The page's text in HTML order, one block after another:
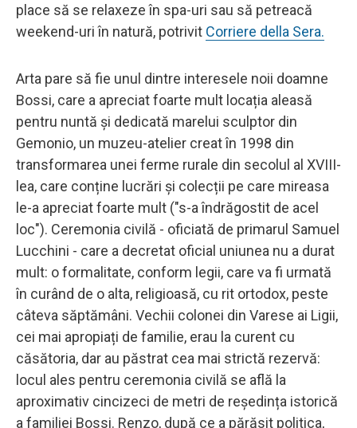
place să se relaxeze în spa-uri sau să petreacă
weekend-uri în natură, potrivit Corriere della Sera.
Arta pare să fie unul dintre interesele noii doamne
Bossi, care a apreciat foarte mult locația aleasă
pentru nuntă și dedicată marelui sculptor din
Gemonio, un muzeu-atelier creat în 1998 din
transformarea unei ferme rurale din secolul al XVIII-
lea, care conține lucrări și colecții pe care mireasa
le-a apreciat foarte mult ("s-a îndrăgostit de acel
loc"). Ceremonia civilă - oficiată de primarul Samuel
Lucchini - care a decretat oficial uniunea nu a durat
mult: o formalitate, conform legii, care va fi urmată
în curând de o alta, religioasă, cu rit ortodox, peste
câteva săptămâni. Vechii colonei din Varese ai Ligii,
cei mai apropiați de familie, erau la curent cu
căsătoria, dar au păstrat cea mai strictă rezervă:
locul ales pentru ceremonia civilă se află la
aproximativ cincizeci de metri de reședința istorică
a familiei Bossi. Renzo, după ce a părăsit politica,